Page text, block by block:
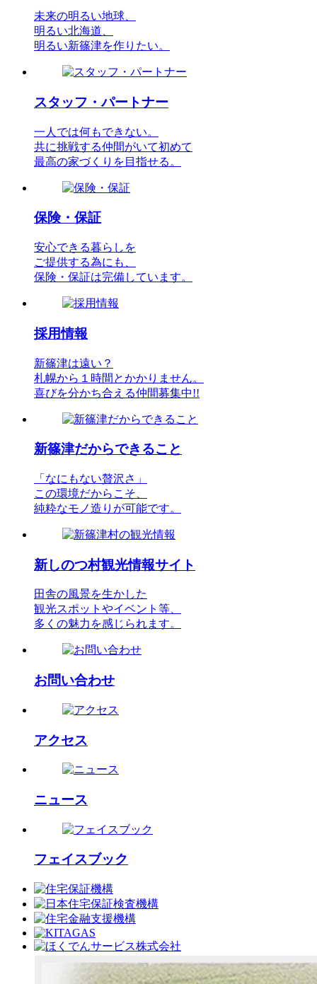
未来の明るい地球、
明るい北海道、
明るい新篠津を作りたい。
スタッフ・パートナー
一人では何もできない。
共に挑戦する仲間がいて初めて
最高の家づくりを目指せる。
保険・保証
安心できる暮らしを
ご提供する為にも、
保険・保証は完備しています。
採用情報
新篠津は遠い？
札幌から１時間とかかりません。
喜びを分かち合える仲間募集中!!
新篠津だからできること
「なにもない贅沢さ」
この環境だからこそ、
純粋なモノ造りが可能です。
新しのつ村観光情報サイト
田舎の風景を生かした
観光スポットやイベント等、
多くの魅力を感じられます。
お問い合わせ
アクセス
ニュース
フェイスブック